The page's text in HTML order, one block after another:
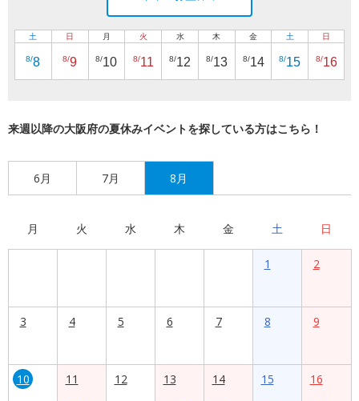
土
8/8
日
8/9
月
8/10
火
8/11
水
8/12
木
8/13
金
8/14
土
8/15
日
8/16
来週以降の大阪府の夏休みイベントを探している方はこちら！
6月 7月 8月
月 火 水 木 金 土 日
1 2
3 4 5 6 7 8 9
10
11
12
13
14
15
16